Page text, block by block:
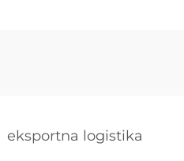
eksportna logistika